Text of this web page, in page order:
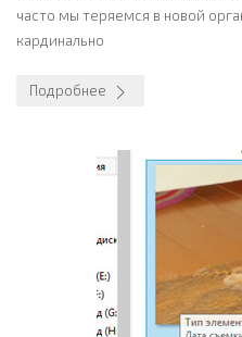
часто мы теряемся в новой
кардинально
Подробнее